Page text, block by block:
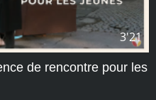
3'21
de rencontre pour les